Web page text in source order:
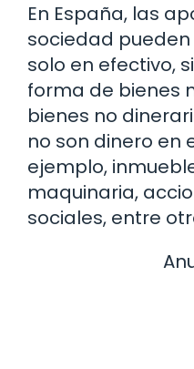
En España, las
sociedad
solo en efectivo,
forma de bienes
bienes no
no son dinero en
ejemplo,
maquinaria,
sociales, entre